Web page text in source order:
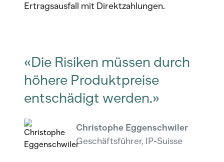
Ertragsausfall mit Direktzahlungen.
«Die Risiken müssen durch
höhere Produktpreise
entschädigt werden.»
Christophe Eggenschwiler
Geschäftsführer, IP-Suisse